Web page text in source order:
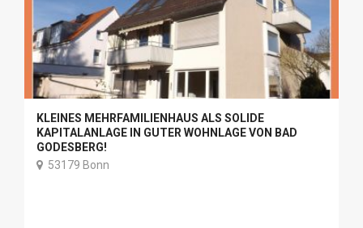
KLEINES MEHRFAMILIENHAUS ALS SOLIDE
KAPITALANLAGE IN GUTER WOHNLAGE VON BAD
GODESBERG!
53179 Bonn